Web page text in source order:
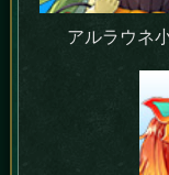
アルラウネ